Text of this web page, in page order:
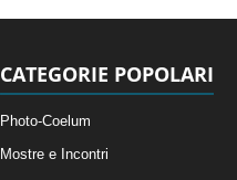
CATEGORIE POPOLARI
Photo-Coelum
Mostre e Incontri